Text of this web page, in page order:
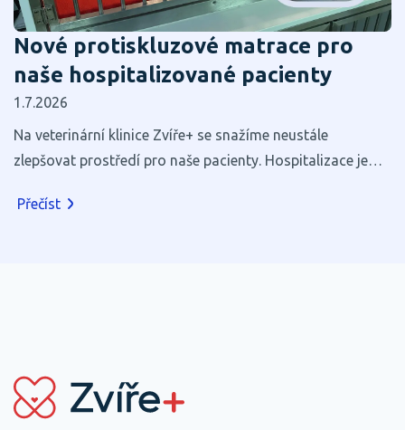
Nové protiskluzové matrace pro
naše hospitalizované pacienty
1.7.2026
Na veterinární klinice Zvíře+ se snažíme neustále
zlepšovat prostředí pro naše pacienty. Hospitalizace je
maličkosti mohou výrazně přispět k jejich pohodlí a
Přečíst